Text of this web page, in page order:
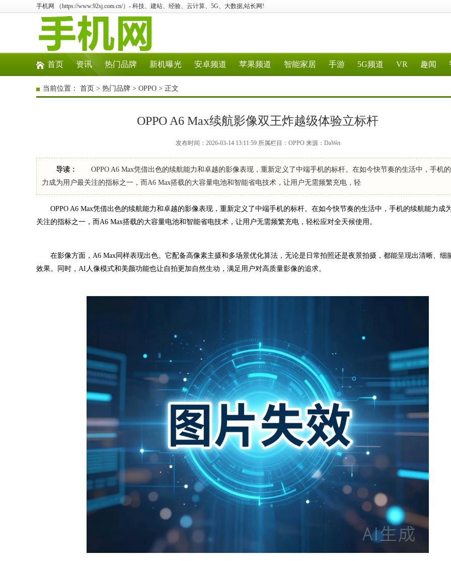
手机网 （https://www.92sj.com.cn/）- 科技、建站、经验、云计算、5G、大数据,站长网!
首页 资讯 热门品牌 新机曝光 安卓频道 苹果频道 智能家居 手游 5G频道 VR 趣闻
当前位置： 首页 > 热门品牌 > OPPO > 正文
OPPO A6 Max续航影像双王炸越级体验立标杆
发布时间：2026-03-14 13:11:59 所属栏目：OPPO 来源：DaWei
导读：
OPPO A6 Max凭借出色的续航能力和卓越的影像表现，重新定义了中端手机的标杆。在如今快节奏的生活中，手机
力成为用户最关注的指标之一，而A6 Max搭载的大容量电池和智能省电技术，让用户无需频繁充电，轻
OPPO A6 Max凭借出色的续航能力和卓越的影像表现，重新定义了中端手机的标杆。在如今快节奏的生活中，手机的续航能力成
关注的指标之一，而A6 Max搭载的大容量电池和智能省电技术，让用户无需频繁充电，轻松应对全天候使用。
在影像方面，A6 Max同样表现出色。它配备高像素主摄和多场景优化算法，无论是日常拍照还是夜景拍摄，都能呈现出清晰、细
效果。同时，AI人像模式和美颜功能也让自拍更加自然生动，满足用户对高质量影像的追求。